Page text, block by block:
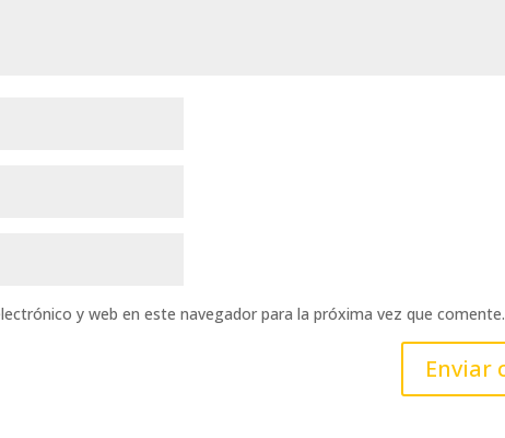
y web en este navegador para la próxima vez que comente.